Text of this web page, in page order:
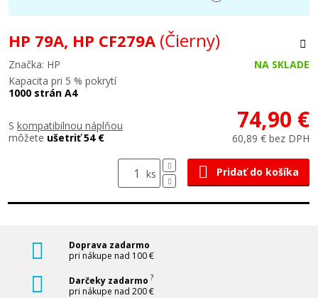
HP 79A, HP CF279A (Čierny)
Značka: HP
NA SKLADE
Kapacita pri 5 % pokrytí
1000 strán A4
S kompatibilnou náplňou
môžete ušetriť 54 €
74,90 €
60,89 € bez DPH
ks Pridať do košíka
Doprava zadarmo
pri nákupe nad 100 €
Darčeky zadarmo ?
pri nákupe nad 200 €